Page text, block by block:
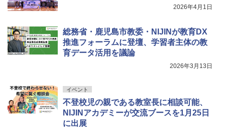
2026年4月1日
総務省・鹿児島市教委・NIJINが教育DX
推進フォーラムに登壇、学習者主体の教
育データ活用を議論
2026年3月13日
イベント
不登校児の親である教室長に相談可能、
NIJINアカデミーが交流ブースを1月25日
に出展